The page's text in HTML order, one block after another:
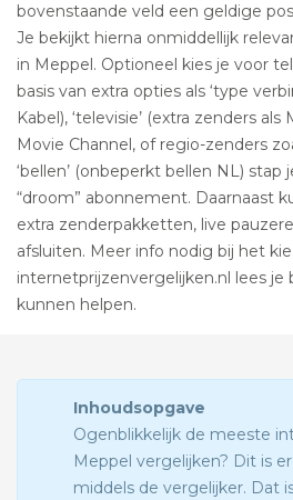
bovenstaande veld een geldige
Je bekijkt hierna onmiddellijk
in Meppel. Optioneel kies je voor
basis van extra opties als ‘type
Kabel), ‘televisie’ (extra zenders
Movie Channel, of regio-zenders
‘bellen’ (onbeperkt bellen NL) stap
“droom” abonnement. Daarnaast
extra zenderpakketten, live
afsluiten. Meer info nodig bij het
internetprijzenvergelijken.nl lees je
kunnen helpen.
Inhoudsopgave
Ogenblikkelijk de meeste
Meppel vergelijken? Dit is
middels de vergelijker. Dat